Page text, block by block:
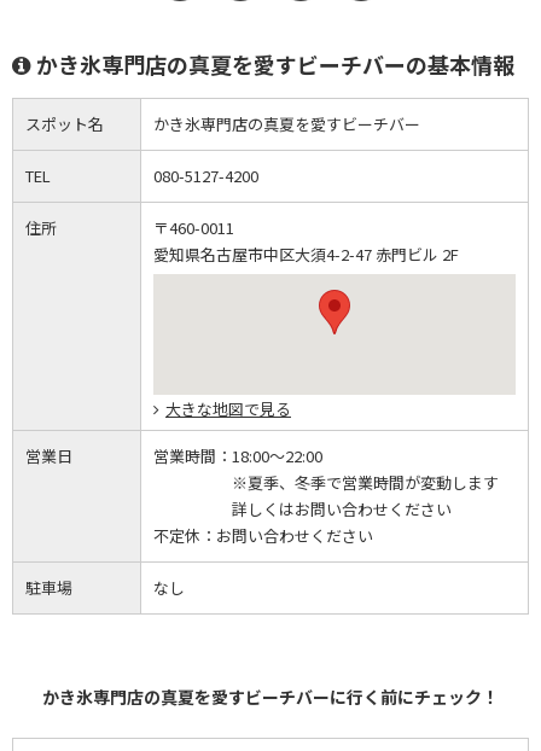
かき氷専門店の真夏を愛すビーチバーの基本情報
スポット名 かき氷専門店の真夏を愛すビーチバー
TEL 080-5127-4200
住所
〒460-0011
愛知県名古屋市中区大須4-2-47 赤門ビル 2F
大きな地図で見る
営業日 営業時間： 18:00～22:00
※夏季、冬季で営業時間が変動します
詳しくはお問い合わせください
不定休： お問い合わせください
駐車場 なし
かき氷専門店の真夏を愛すビーチバーに行く前にチェック！